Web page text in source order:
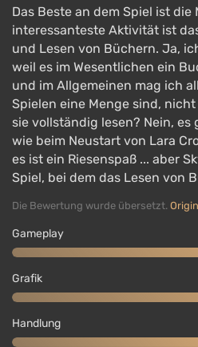
Das Beste an dem Spiel ist die
interessanteste Aktivität ist
und Lesen von Büchern. Ja,
weil es im Wesentlichen ein
und im Allgemeinen mag ich
Spielen eine Menge sind,
sie vollständig lesen? Nein, es
wie beim Neustart von Lara
es ist ein Riesenspaß ... aber
Spiel, bei dem das Lesen von
Die Bewertung wurde übersetzt.
Gameplay
Grafik
Handlung